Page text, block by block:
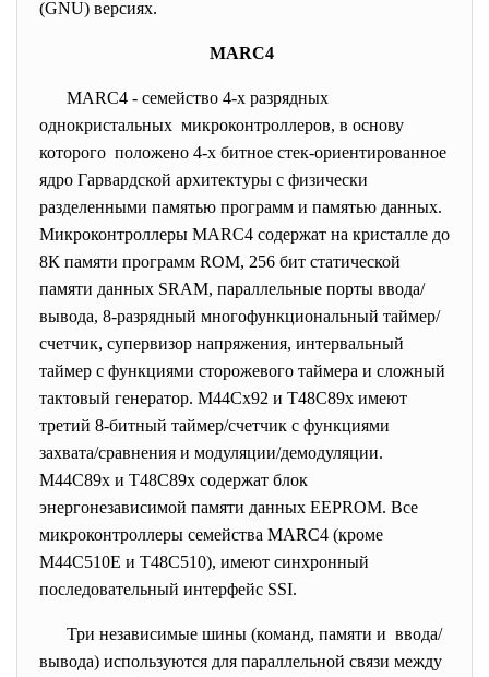
(GNU) версиях.
MARC4
MARC4 - семейство 4-х разрядных
однокристальных микроконтроллеров, в основу
которого положено 4-х битное стек-ориентированное
ядро Гарвардской архитектуры с физически
разделенными памятью программ и памятью данных.
Микроконтроллеры MARC4 содержат на кристалле до
8К памяти программ ROM, 256 бит статической
памяти данных SRAM, параллельные порты ввода/
вывода, 8-разрядный многофункциональный таймер/
счетчик, супервизор напряжения, интервальный
таймер с функциями сторожевого таймера и сложный
тактовый генератор. M44Cx92 и T48C89x имеют
третий 8-битный таймер/счетчик с функциями
захвата/сравнения и модуляции/демодуляции.
M44C89х и T48C89х содержат блок
энергонезависимой памяти данных EEPROM. Все
микроконтроллеры семейства MARC4 (кроме
M44C510E и T48C510), имеют синхронный
последовательный интерфейс SSI.
Три независимые шины (команд, памяти и ввода/
вывода) используются для параллельной связи между